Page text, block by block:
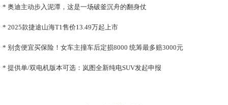
* 奥迪主动步入泥潭，这是一场破釜沉舟的翻身仗
* 2025款捷途山海T1售价13.49万起上市
* 别贪便宜买保险！女车主撞车后定损8000 统筹最多赔3000元
* 提供单/双电机版本可选：岚图全新纯电SUV发起申报